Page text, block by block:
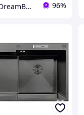
🏠✨ DreamBuy ✨🏠 96%